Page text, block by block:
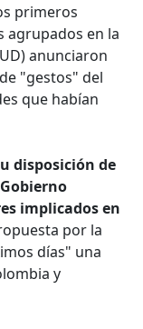
primeros
agrupados en la
anunciaron
"gestos" del
que habían
disposición de
implicados en
por la
días" una
y